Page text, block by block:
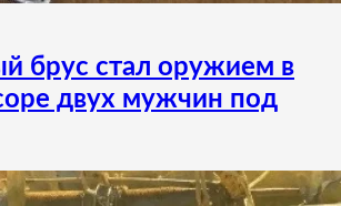
брус стал оружием в
двух мужчин под